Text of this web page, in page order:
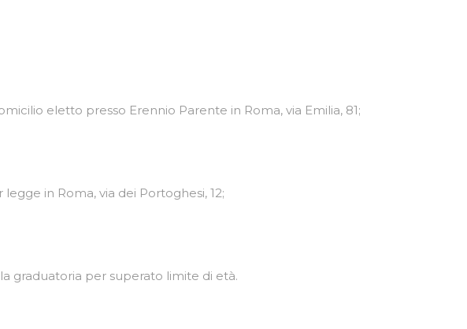
eletto presso Erennio Parente in Roma, via Emilia, 81;
in Roma, via dei Portoghesi, 12;
graduatoria per superato limite di età.